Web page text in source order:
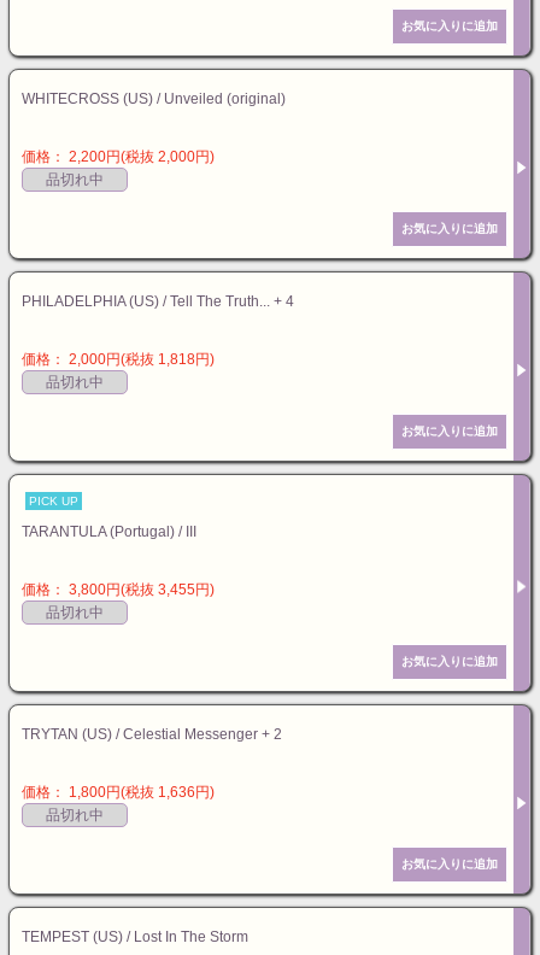
WHITECROSS (US) / Unveiled (original)
価格： 2,200円(税抜 2,000円)
品切れ中
PHILADELPHIA (US) / Tell The Truth... + 4
価格： 2,000円(税抜 1,818円)
品切れ中
PICK UP
TARANTULA (Portugal) / III
価格： 3,800円(税抜 3,455円)
品切れ中
TRYTAN (US) / Celestial Messenger + 2
価格： 1,800円(税抜 1,636円)
品切れ中
TEMPEST (US) / Lost In The Storm